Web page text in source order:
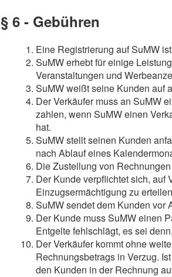
§ 6 - Gebühren
Eine Registrierung auf SuMW
SuMW erhebt für einige
Veranstaltungen und
SuMW weißt seine Kunden auf
Der Verkäufer muss an SuMW
zahlen, wenn SuMW einen
hat.
SuMW stellt seinen Kunden
nach Ablauf eines
Die Zustellung von
Der Kunde verpflichtet sich, auf
Einzugsermächtigung zu
SuMW sendet dem Kunden vor
Der Kunde muss SuMW einen
Entgelte fehlschlägt, es sei
Der Verkäufer kommt ohne
Rechnungsbetrags in Verzug.
den Kunden in der Rechnung